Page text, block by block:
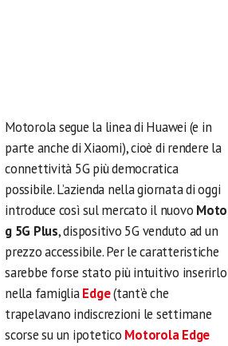
Motorola segue la linea di Huawei (e in
parte anche di Xiaomi), cioè di rendere la
connettività 5G più democratica
possibile. L’azienda nella giornata di oggi
introduce così sul mercato il nuovo Moto
g 5G Plus, dispositivo 5G venduto ad un
prezzo accessibile. Per le caratteristiche
sarebbe forse stato più intuitivo inserirlo
nella famigliaEdge(tant’è che
trapelavano indiscrezioni le settimane
scorse su un ipotetico Motorola Edge